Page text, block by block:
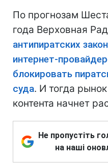
По прогнозам
года Верховная
антипиратских
интернет-
блокировать
суда. И тогда
контента начнет
Не пропустіть
на наші